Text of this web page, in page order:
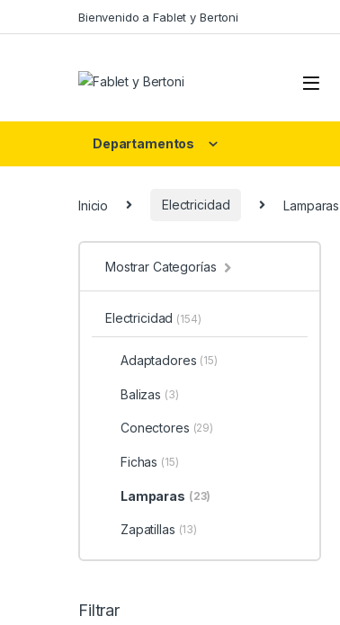
Bienvenido a Fablet y Bertoni
Departamentos
Inicio Electricidad Lamparas
Mostrar Categorías
Electricidad (154)
Adaptadores (15)
Balizas (3)
Conectores (29)
Fichas (15)
Lamparas (23)
Zapatillas (13)
Filtrar